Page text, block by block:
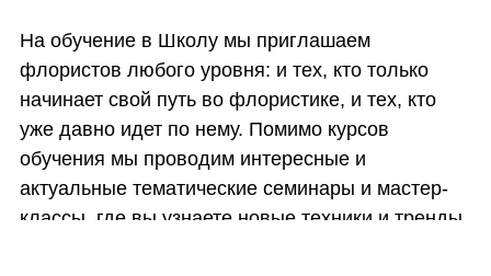
На обучение в Школу мы приглашаем
флористов любого уровня: и тех, кто только
начинает свой путь во флористике, и тех, кто
уже давно идет по нему. Помимо курсов
обучения мы проводим интересные и
актуальные тематические семинары и мастер-
классы, где вы узнаете новые техники и тренды